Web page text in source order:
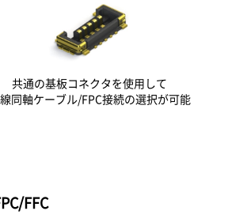
共通の基板コネクタを使用して
同軸ケーブル/FPC接続の選択が可能
FFC